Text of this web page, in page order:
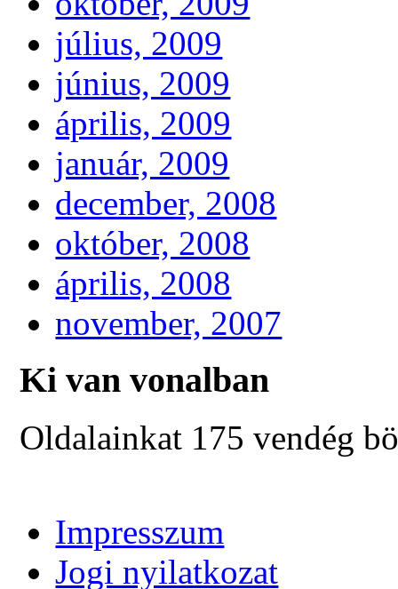
július, 2009
június, 2009
április, 2009
január, 2009
december, 2008
október, 2008
április, 2008
november, 2007
Ki van vonalban
Oldalainkat 175 vendég
Impresszum
Jogi nyilatkozat